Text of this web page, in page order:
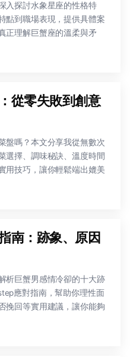
入探討水象星座的性格特
點到職場表現，提供具體案
正理解巨蟹座的溫柔與矛
從零失敗到創意
盤嗎？本文分享我從無數次
選擇、調味秘訣、溫度時間
用技巧，讓你輕鬆端出媲美
南：跡象、原因
析巨蟹男感情冷卻的十大跡
應對指南，幫助你理性面
挽回等實用建議，讓你能夠